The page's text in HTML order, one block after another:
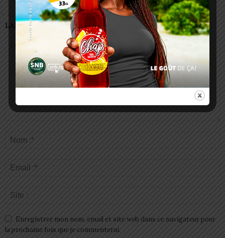
LAISSER UN COMMENTAIRE
Enregistrer mon nom, email et site web dans ce navigateur pour
la prochaine fois que je commenterai.